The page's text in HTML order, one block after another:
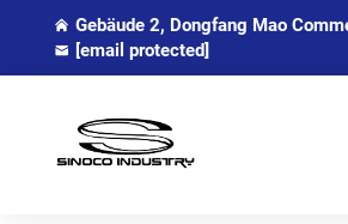
Gebäude 2, Dongfang Mao
[email protected]